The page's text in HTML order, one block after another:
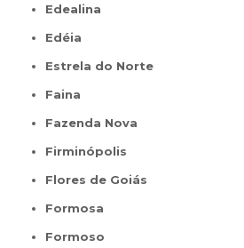
Edealina
Edéia
Estrela do Norte
Faina
Fazenda Nova
Firminópolis
Flores de Goiás
Formosa
Formoso